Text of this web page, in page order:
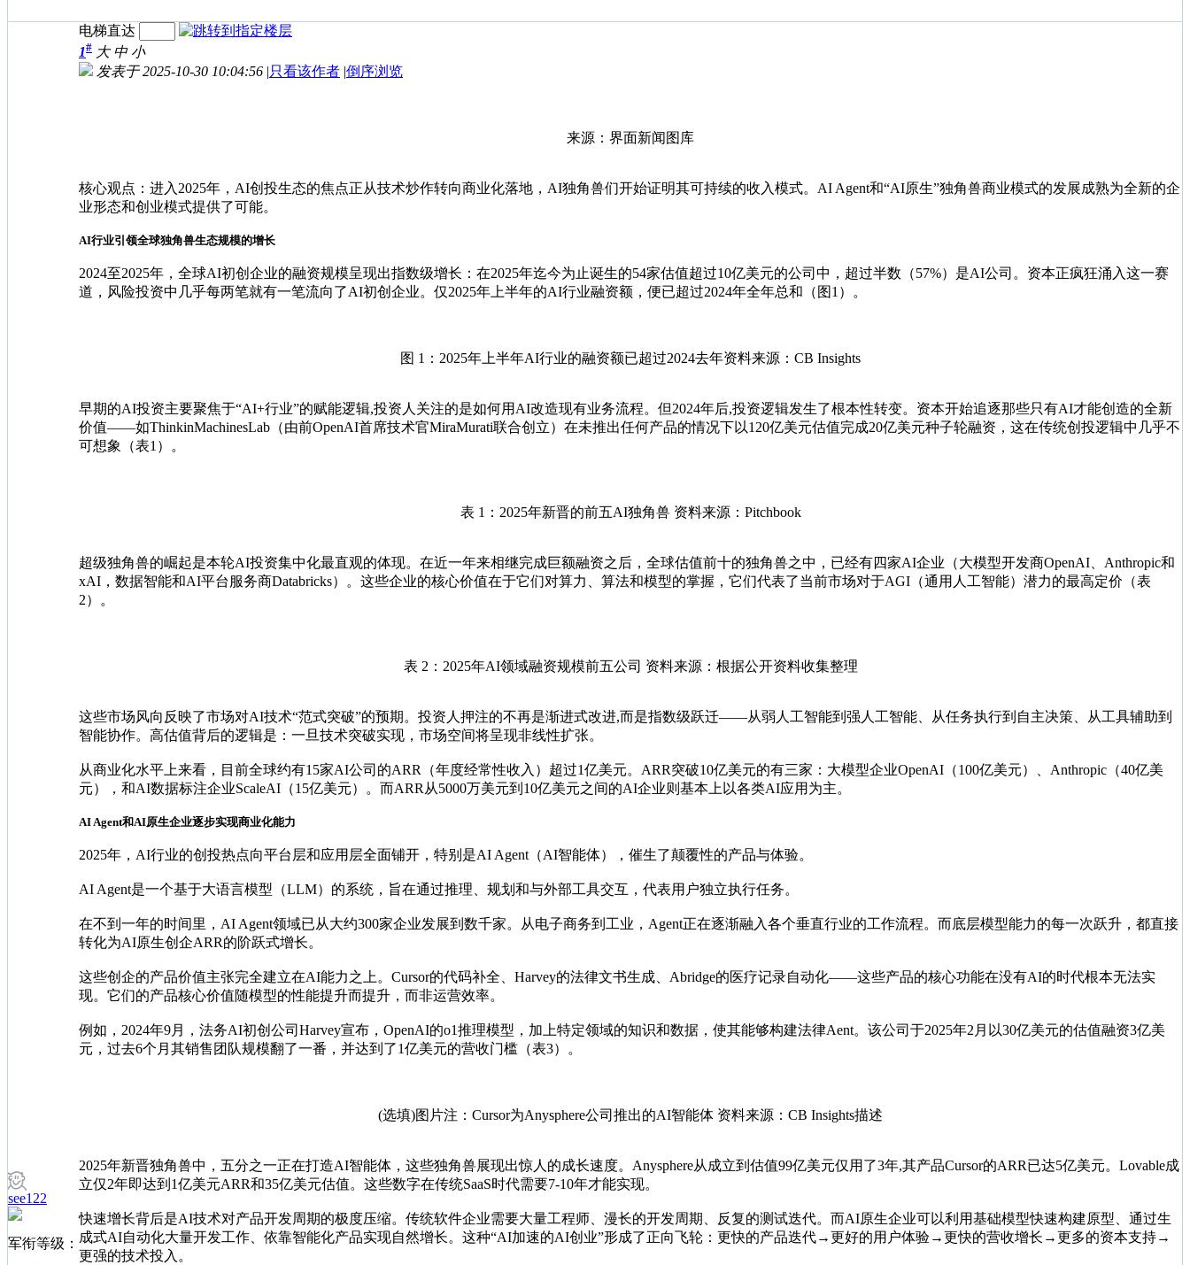
see122
军衔等级：
电梯直达
1# 大 中 小
发表于 2025-10-30 10:04:56 |只看该作者 |倒序浏览
来源：界面新闻图库
核心观点：进入2025年，AI创投生态的焦点正从技术炒作转向商业化落地，AI独角兽们开始证明其可持续的收入模式。AI Agent和“AI原生”独角兽商业模式的发展成熟为全新的企
业形态和创业模式提供了可能。
AI行业引领全球独角兽生态规模的增长
2024至2025年，全球AI初创企业的融资规模呈现出指数级增长：在2025年迄今为止诞生的54家估值超过10亿美元的公司中，超过半数（57%）是AI公司。资本正疯狂涌入这一赛
道，风险投资中几乎每两笔就有一笔流向了AI初创企业。仅2025年上半年的AI行业融资额，便已超过2024年全年总和（图1）。
图 1：2025年上半年AI行业的融资额已超过2024去年资料来源：CB Insights
早期的AI投资主要聚焦于“AI+行业”的赋能逻辑,投资人关注的是如何用AI改造现有业务流程。但2024年后,投资逻辑发生了根本性转变。资本开始追逐那些只有AI才能创造的全新
价值——如ThinkinMachinesLab（由前OpenAI首席技术官MiraMurati联合创立）在未推出任何产品的情况下以120亿美元估值完成20亿美元种子轮融资，这在传统创投逻辑中几乎不
可想象（表1）。
表 1：2025年新晋的前五AI独角兽 资料来源：Pitchbook
超级独角兽的崛起是本轮AI投资集中化最直观的体现。在近一年来相继完成巨额融资之后，全球估值前十的独角兽之中，已经有四家AI企业（大模型开发商OpenAI、Anthropic和
xAI，数据智能和AI平台服务商Databricks）。这些企业的核心价值在于它们对算力、算法和模型的掌握，它们代表了当前市场对于AGI（通用人工智能）潜力的最高定价（表
2）。
表 2：2025年AI领域融资规模前五公司 资料来源：根据公开资料收集整理
这些市场风向反映了市场对AI技术“范式突破”的预期。投资人押注的不再是渐进式改进,而是指数级跃迁——从弱人工智能到强人工智能、从任务执行到自主决策、从工具辅助到
智能协作。高估值背后的逻辑是：一旦技术突破实现，市场空间将呈现非线性扩张。
从商业化水平上来看，目前全球约有15家AI公司的ARR（年度经常性收入）超过1亿美元。ARR突破10亿美元的有三家：大模型企业OpenAI（100亿美元）、Anthropic（40亿美
元），和AI数据标注企业ScaleAI（15亿美元）。而ARR从5000万美元到10亿美元之间的AI企业则基本上以各类AI应用为主。
AI Agent和AI原生企业逐步实现商业化能力
2025年，AI行业的创投热点向平台层和应用层全面铺开，特别是AI Agent（AI智能体），催生了颠覆性的产品与体验。
AI Agent是一个基于大语言模型（LLM）的系统，旨在通过推理、规划和与外部工具交互，代表用户独立执行任务。
在不到一年的时间里，AI Agent领域已从大约300家企业发展到数千家。从电子商务到工业，Agent正在逐渐融入各个垂直行业的工作流程。而底层模型能力的每一次跃升，都直接
转化为AI原生创企ARR的阶跃式增长。
这些创企的产品价值主张完全建立在AI能力之上。Cursor的代码补全、Harvey的法律文书生成、Abridge的医疗记录自动化——这些产品的核心功能在没有AI的时代根本无法实
现。它们的产品核心价值随模型的性能提升而提升，而非运营效率。
例如，2024年9月，法务AI初创公司Harvey宣布，OpenAI的o1推理模型，加上特定领域的知识和数据，使其能够构建法律Aent。该公司于2025年2月以30亿美元的估值融资3亿美
元，过去6个月其销售团队规模翻了一番，并达到了1亿美元的营收门槛（表3）。
(选填)图片注：Cursor为Anysphere公司推出的AI智能体 资料来源：CB Insights描述
2025年新晋独角兽中，五分之一正在打造AI智能体，这些独角兽展现出惊人的成长速度。Anysphere从成立到估值99亿美元仅用了3年,其产品Cursor的ARR已达5亿美元。Lovable成
立仅2年即达到1亿美元ARR和35亿美元估值。这些数字在传统SaaS时代需要7-10年才能实现。
快速增长背后是AI技术对产品开发周期的极度压缩。传统软件企业需要大量工程师、漫长的开发周期、反复的测试迭代。而AI原生企业可以利用基础模型快速构建原型、通过生
成式AI自动化大量开发工作、依靠智能化产品实现自然增长。这种“AI加速的AI创业”形成了正向飞轮：更快的产品迭代→更好的用户体验→更快的营收增长→更多的资本支持→
更强的技术投入。